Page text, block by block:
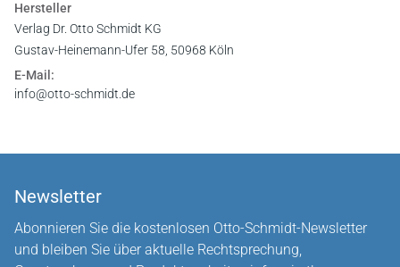
Hersteller
Verlag Dr. Otto Schmidt KG
Gustav-Heinemann-Ufer 58, 50968 Köln
E-Mail:
info@otto-schmidt.de
Newsletter
Abonnieren Sie die kostenlosen Otto-Schmidt-Newsletter
und bleiben Sie über aktuelle Rechtsprechung,